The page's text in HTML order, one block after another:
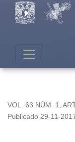
VOL. 63 NÚM. 1
Publicado 29-11-